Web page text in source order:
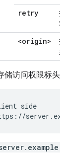
retry
<origin>
储访问权限标
side